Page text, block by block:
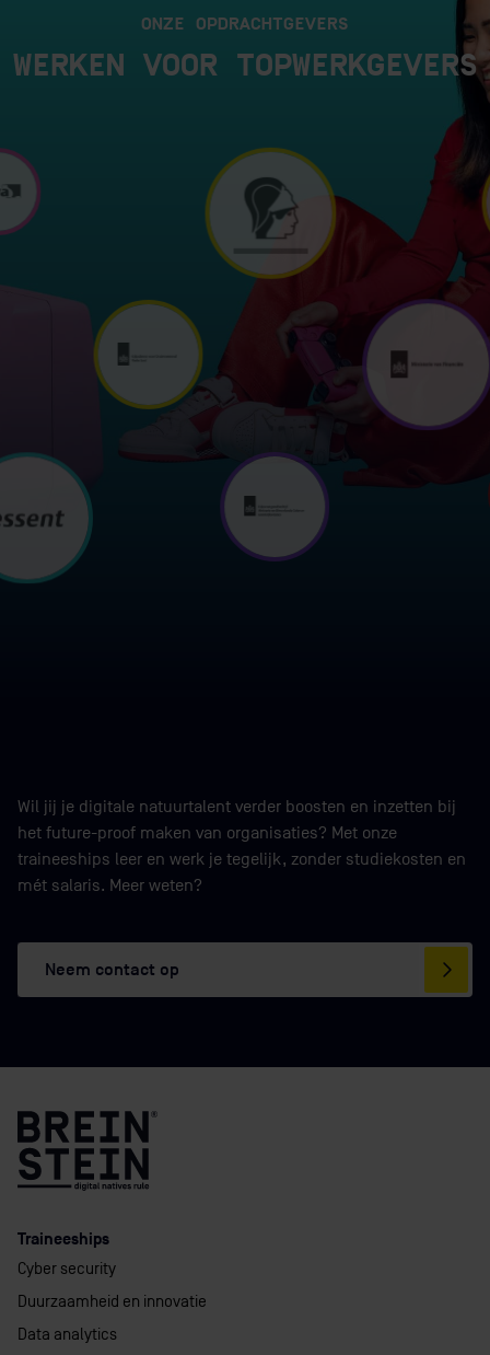
tussen beleid, processen en mensen op de werkvloer.
datagedreven analyses uit bij een vastgoedontwikkelaar
of help organisaties inzichten te verkrijgen met behulp
van data als data-analist.
Informatiemanagement
Werk mee aan digitale transformatie door bijvoorbeeld
een nieuw zaaksysteem te implementeren of processen
te optimaliseren binnen de zorg of overheid. Rollen
zoals informatiemanager of projectondersteuner zijn
hierbij veelvoorkomend.
Lees de
ervaringen van onze young professionals in de sectie
young professionals aan het woord
' op onze website.
Of bekijk hun verhalen in video’s op ons
kanaal.
Zo krijg je een goed beeld van hoe het is om via
ONZE OPDRACHTGEVERS
WERKEN VOOR TOPWERKGEVERS
Wil jij je digitale natuurtalent verder boosten en inzetten bij
het future-proof maken van organisaties? Met onze
traineeships leer en werk je tegelijk, zonder studiekosten en
mét salaris. Meer weten?
Neem contact op
Traineeships
Cyber security
Duurzaamheid en innovatie
Data analytics